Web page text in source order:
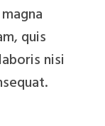
quis
nisi